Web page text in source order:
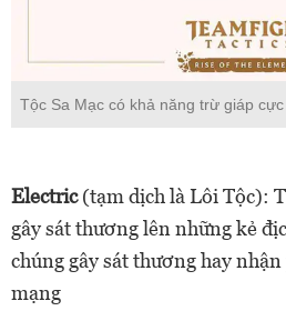
Tộc Sa Mạc có khả năng trừ giáp
Electric(tạm dịch là Lôi Tộc):
gây sát thương lên những kẻ
chúng gây sát thương hay
mạng